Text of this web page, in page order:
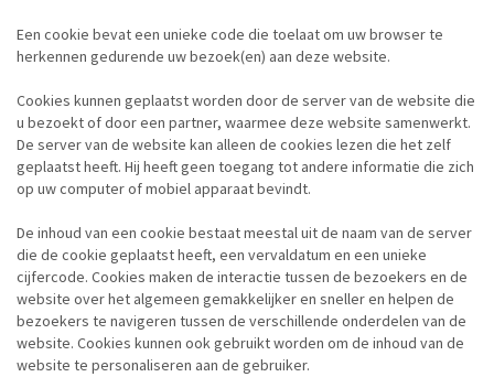
Een cookie bevat een unieke code die toelaat om uw browser te
herkennen gedurende uw bezoek(en) aan deze website.
Cookies kunnen geplaatst worden door de server van de website die
u bezoekt of door een partner, waarmee deze website samenwerkt.
De server van de website kan alleen de cookies lezen die het zelf
geplaatst heeft. Hij heeft geen toegang tot andere informatie die zich
op uw computer of mobiel apparaat bevindt.
De inhoud van een cookie bestaat meestal uit de naam van de server
die de cookie geplaatst heeft, een vervaldatum en een unieke
cijfercode. Cookies maken de interactie tussen de bezoekers en de
website over het algemeen gemakkelijker en sneller en helpen de
bezoekers te navigeren tussen de verschillende onderdelen van de
website. Cookies kunnen ook gebruikt worden om de inhoud van de
website te personaliseren aan de gebruiker.